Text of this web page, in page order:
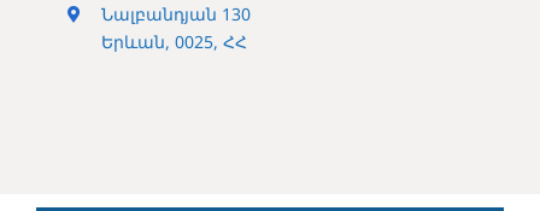
Նալբանդյան 130
Երևան, 0025, ՀՀ